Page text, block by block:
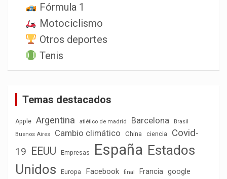
Fórmula 1
Motociclismo
Otros deportes
Tenis
Temas destacados
Apple Argentina atlético de madrid Barcelona
Brasil
Buenos Aires
Cambio climático China ciencia
Covid-
19 EEUU Empresas España Estados
Unidos
Europa Facebook final Francia google